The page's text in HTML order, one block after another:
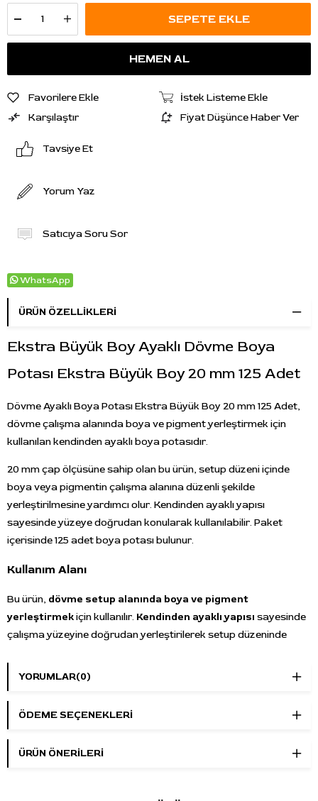
Favorilere Ekle
İstek Listeme Ekle
Karşılaştır
Fiyat Düşünce Haber Ver
Tavsiye Et
Yorum Yaz
Satıcıya Soru Sor
WhatsApp
ÜRÜN ÖZELLIKLERI
Ekstra Büyük Boy Ayaklı Dövme Boya
Potası Ekstra Büyük Boy 20 mm 125 Adet
Dövme Ayaklı Boya Potası Ekstra Büyük Boy 20 mm 125 Adet,
dövme çalışma alanında boya ve pigment yerleştirmek için
kullanılan kendinden ayaklı boya potasıdır.
20 mm çap ölçüsüne sahip olan bu ürün, setup düzeni içinde
boya veya pigmentin çalışma alanına düzenli şekilde
yerleştirilmesine yardımcı olur. Kendinden ayaklı yapısı
sayesinde yüzeye doğrudan konularak kullanılabilir. Paket
içerisinde 125 adet boya potası bulunur.
Kullanım Alanı
Bu ürün, dövme setup alanında boya ve pigment
yerleştirmekiçin kullanılır. Kendinden ayaklı yapısı sayesinde
çalışma yüzeyine doğrudan yerleştirilerek setup düzeninde
Ürün Özellikleri
Boyut:Ekstra büyük boy
Yapı:Kendinden ayaklı
YORUMLAR(0)
ÖDEME SEÇENEKLERI
ÜRÜN ÖNERILERI